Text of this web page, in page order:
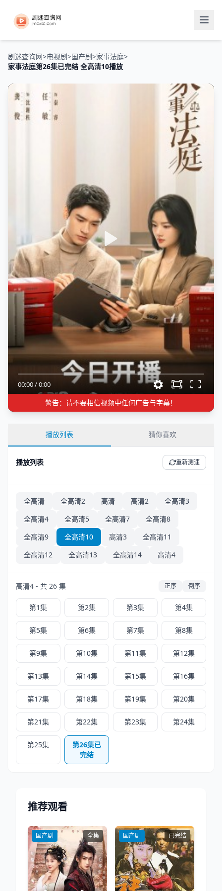
剧迷查询网>电视剧>国产剧>家事法庭>
家事法庭第26集已完结 全高清10播放
00:00/0:00
警告：请不要相信视频中任何广告与字幕！
播放列表 猜你喜欢
播放列表 重新测速
全高清 全高清2 高清 高清2
全高清3
全高清4
全高清5 全高清7
全高清8
全高清9
全高清10 高清3
全高清11
全高清12
全高清13 全高清14 高清4
高清4 - 共 26 集 正序 倒序
第1集 第2集 第3集 第4集
第5集 第6集 第7集 第8集
第9集 第10集 第11集 第12集
第13集 第14集 第15集 第16集
第17集 第18集 第19集 第20集
第21集 第22集 第23集 第24集
第25集
第26集已
完结
推荐观看
国产剧 全集 国产剧 已完结